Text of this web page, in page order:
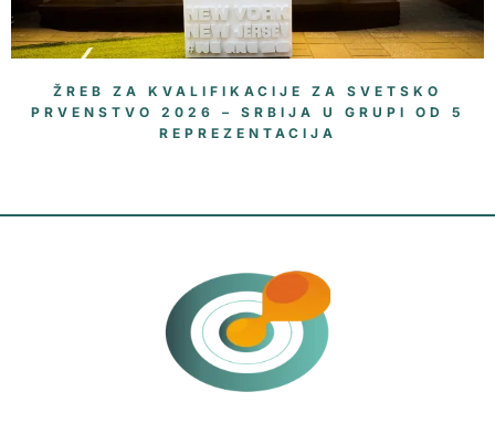
ŽREB ZA KVALIFIKACIJE ZA SVETSKO
PRVENSTVO 2026 – SRBIJA U GRUPI OD 5
REPREZENTACIJA